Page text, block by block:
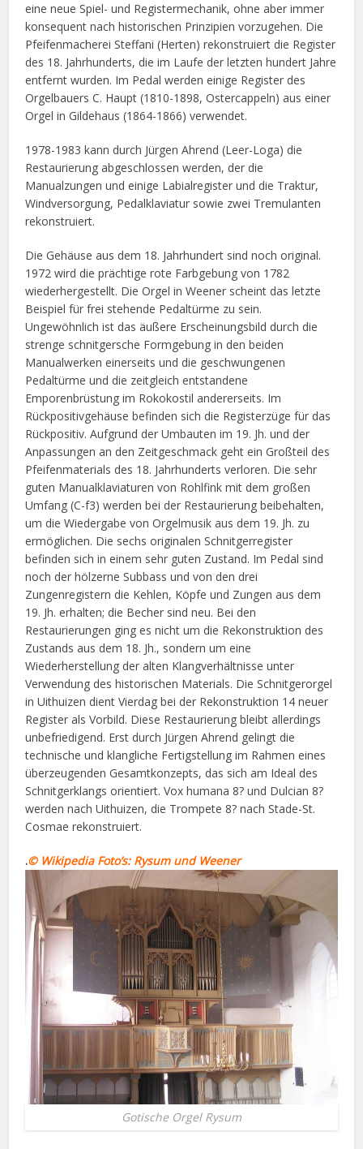
eine neue Spiel- und Registermechanik, ohne aber immer
konsequent nach historischen Prinzipien vorzugehen. Die
Pfeifenmacherei Steffani (Herten) rekonstruiert die Register
des 18. Jahrhunderts, die im Laufe der letzten hundert Jahre
entfernt wurden. Im Pedal werden einige Register des
Orgelbauers C. Haupt (1810-1898, Ostercappeln) aus einer
Orgel in Gildehaus (1864-1866) verwendet.
1978-1983 kann durch Jürgen Ahrend (Leer-Loga) die
Restaurierung abgeschlossen werden, der die
Manualzungen und einige Labialregister und die Traktur,
Windversorgung, Pedalklaviatur sowie zwei Tremulanten
rekonstruiert.
Die Gehäuse aus dem 18. Jahrhundert sind noch original.
1972 wird die prächtige rote Farbgebung von 1782
wiederhergestellt. Die Orgel in Weener scheint das letzte
Beispiel für frei stehende Pedaltürme zu sein.
Ungewöhnlich ist das äußere Erscheinungsbild durch die
strenge schnitgersche Formgebung in den beiden
Manualwerken einerseits und die geschwungenen
Pedaltürme und die zeitgleich entstandene
Emporenbrüstung im Rokokostil andererseits. Im
Rückpositivgehäuse befinden sich die Registerzüge für das
Rückpositiv. Aufgrund der Umbauten im 19. Jh. und der
Anpassungen an den Zeitgeschmack geht ein Großteil des
Pfeifenmaterials des 18. Jahrhunderts verloren. Die sehr
guten Manualklaviaturen von Rohlfink mit dem großen
Umfang (C-f3) werden bei der Restaurierung beibehalten,
um die Wiedergabe von Orgelmusik aus dem 19. Jh. zu
ermöglichen. Die sechs originalen Schnitgerregister
befinden sich in einem sehr guten Zustand. Im Pedal sind
noch der hölzerne Subbass und von den drei
Zungenregistern die Kehlen, Köpfe und Zungen aus dem
19. Jh. erhalten; die Becher sind neu. Bei den
Restaurierungen ging es nicht um die Rekonstruktion des
Zustands aus dem 18. Jh., sondern um eine
Wiederherstellung der alten Klangverhältnisse unter
Verwendung des historischen Materials. Die Schnitgerorgel
in Uithuizen dient Vierdag bei der Rekonstruktion 14 neuer
Register als Vorbild. Diese Restaurierung bleibt allerdings
unbefriedigend. Erst durch Jürgen Ahrend gelingt die
technische und klangliche Fertigstellung im Rahmen eines
überzeugenden Gesamtkonzepts, das sich am Ideal des
Schnitgerklangs orientiert. Vox humana 8? und Dulcian 8?
werden nach Uithuizen, die Trompete 8? nach Stade-St.
Cosmae rekonstruiert.
.© Wikipedia Foto’s: Rysum und Weener
Gotische Orgel Rysum